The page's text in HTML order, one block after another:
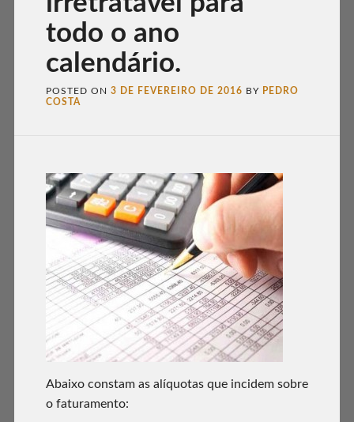
todo o ano
calendário.
POSTED ON 3 DE FEVEREIRO DE 2016 BY PEDRO
COSTA
Abaixo constam as alíquotas que incidem sobre
o faturamento: